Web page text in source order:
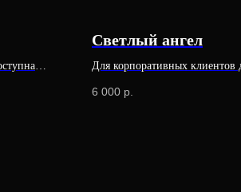
Светлый ангел
Для корпоративных клиентов
6 000 р.